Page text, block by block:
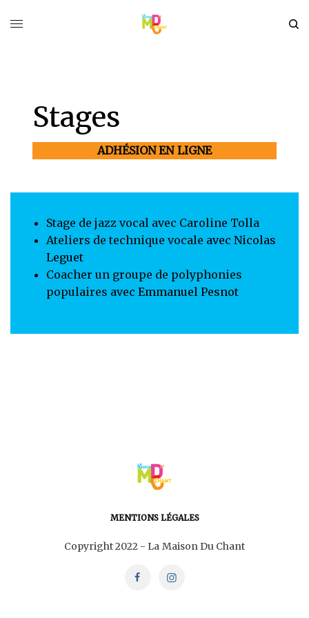
Stages
ADHÉSION EN LIGNE
Stage de jazz vocal avec Caroline Tolla
Ateliers de technique vocale avec Nicolas
Leguet
Coacher un groupe de polyphonies
populaires avec Emmanuel Pesnot
MENTIONS LÉGALES
Copyright 2022 - La Maison Du Chant